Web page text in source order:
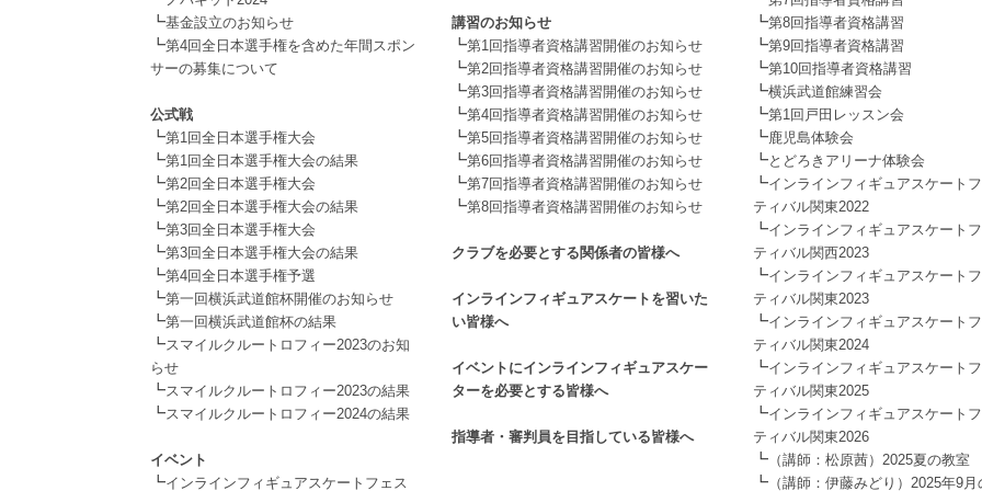
┗基金設立のお知らせ
┗第4回全日本選手権を含めた年間スポン
サーの募集について
公式戦
┗第1回全日本選手権大会
┗第1回全日本選手権大会の結果
┗第2回全日本選手権大会
┗第2回全日本選手権大会の結果
┗第3回全日本選手権大会
┗第3回全日本選手権大会の結果
┗第4回全日本選手権予選
┗第一回横浜武道館杯開催のお知らせ
┗第一回横浜武道館杯の結果
┗スマイルクルートロフィー2023のお知
らせ
┗スマイルクルートロフィー2023の結果
┗スマイルクルートロフィー2024の結果
イベント
┗インラインフィギュアスケートフェス
講習のお知らせ
┗第1回指導者資格講習開催のお知らせ
┗第2回指導者資格講習開催のお知らせ
┗第3回指導者資格講習開催のお知らせ
┗第4回指導者資格講習開催のお知らせ
┗第5回指導者資格講習開催のお知らせ
┗第6回指導者資格講習開催のお知らせ
┗第7回指導者資格講習開催のお知らせ
┗第8回指導者資格講習開催のお知らせ
クラブを必要とする関係者の皆様へ
インラインフィギュアスケートを習いた
い皆様へ
イベントにインラインフィギュアスケー
ターを必要とする皆様へ
指導者・審判員を目指している皆様へ
┗第8回指導者資格講習
┗第9回指導者資格講習
┗第10回指導者資格講習
┗横浜武道館練習会
┗第1回戸田レッスン会
┗鹿児島体験会
┗とどろきアリーナ体験会
┗インラインフィギュアスケートフ
ティバル関東2022
┗インラインフィギュアスケートフ
ティバル関西2023
┗インラインフィギュアスケートフ
ティバル関東2023
┗インラインフィギュアスケートフ
ティバル関東2024
┗インラインフィギュアスケートフ
ティバル関東2025
┗インラインフィギュアスケートフ
ティバル関東2026
┗ （講師：松原茜）2025夏の教室
┗ （講師：伊藤みどり）2025年9月